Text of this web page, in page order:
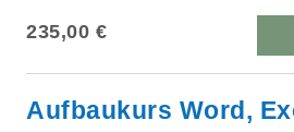
235,00 €
Aufbaukurs Word,